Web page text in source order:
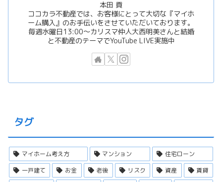
本田 貢
ココカラ不動産では、お客様にとって大切な『マイホ
ーム購入』のお手伝いをさせていただいております。
毎週水曜日13:00〜カリスマ仲人大西明美さんと結婚
と不動産のテーマでYouTube LIVE実施中
タグ
マイホーム考え方 マンション
住宅ローン
一戸建て
お金 老後 リスク 資産
賃貸